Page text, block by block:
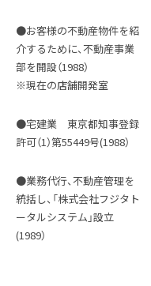
●お客様の不動産物件を紹
介するために、不動産事業
部を開設（1988）
※現在の店舗開発室
●宅建業 東京都知事登録
許可（1）第55449号(1988）
●業務代行、不動産管理を
統括し、「株式会社フジタト
ータルシステム」設立
(1989）